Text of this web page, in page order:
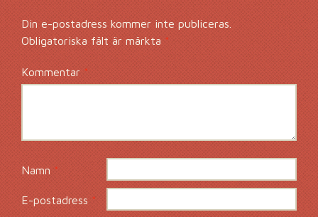
Din e-postadress kommer inte publiceras.
Obligatoriska fält är märkta *
Kommentar*
Namn*
E-postadress *